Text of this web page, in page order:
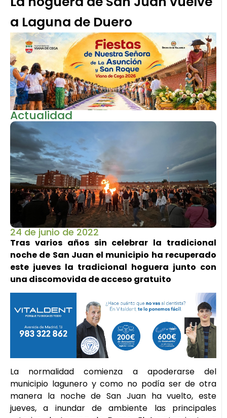
a Laguna de Duero
Actualidad
24 de junio de 2022
Tras varios años sin celebrar la tradicional
noche de San Juan el municipio ha recuperado
este jueves la tradicional hoguera junto con
una discomovida de acceso gratuito
La normalidad comienza a apoderarse del
municipio lagunero y como no podía ser de otra
manera la noche de San Juan ha vuelto, este
jueves, a inundar de ambiente las principales